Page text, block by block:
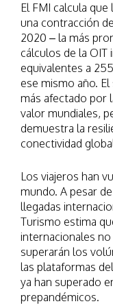
El FMI calcula que
una contracción
2020 – la más
cálculos de la OIT
equivalentes a
ese mismo año.
más afectado por
valor mundiales,
demuestra la
conectividad
Los viajeros han
mundo. A pesar
llegadas
Turismo estima
internacionales
superarán los
las plataformas
ya han superado
prepandémicos.